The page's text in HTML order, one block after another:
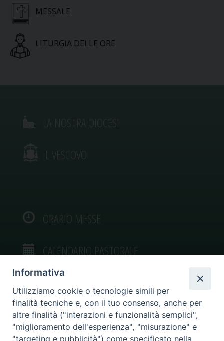
MESSALE
LITURGIA DELLE ORE
IL VESCOVO
ORARIO MESSE
CALENDARIO PASTORALE
VIDEOGALLERY
Informativa
Utilizziamo cookie o tecnologie simili per
finalità tecniche e, con il tuo consenso, anche per
altre finalità ("interazioni e funzionalità semplici",
"miglioramento dell'esperienza", "misurazione" e